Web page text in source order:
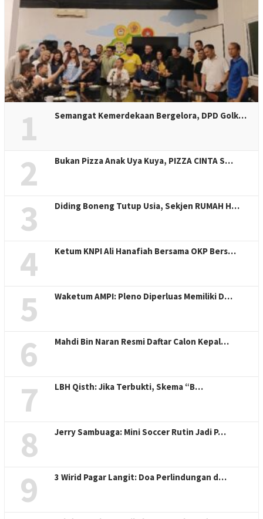
1 Semangat Kemerdekaan Bergelora, DPD Golk…
2 Bukan Pizza Anak Uya Kuya, PIZZA CINTA S…
3 Diding Boneng Tutup Usia, Sekjen RUMAH H…
4 Ketum KNPI Ali Hanafiah Bersama OKP Bers…
5 Waketum AMPI: Pleno Diperluas Memiliki D…
6 Mahdi Bin Naran Resmi Daftar Calon Kepal…
7 LBH Qisth: Jika Terbukti, Skema “B…
8 Jerry Sambuaga: Mini Soccer Rutin Jadi P…
9 3 Wirid Pagar Langit: Doa Perlindungan d…